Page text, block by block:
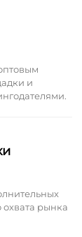
и
охвата рынка